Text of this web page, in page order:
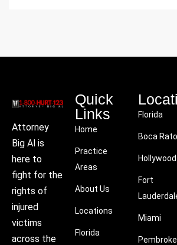
Attorney
Big Al is
here to
fight for the
rights of
injured
victims
across the
Quick
Links
Home
Practice
Areas
About Us
Locations
Florida
Florida
Boca
Hollywood
Fort
Miami
Pembroke